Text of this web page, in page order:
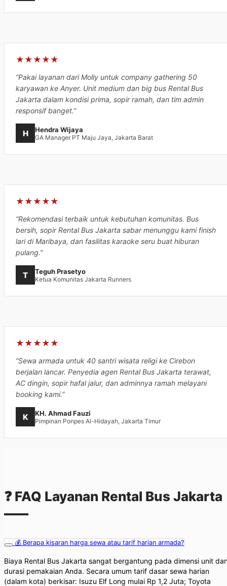
★★★★★
“Pakai layanan dari Molly untuk company gathering 50
karyawan ke Anyer. Unit medium dan big bus Rental Bus
Jakarta dalam kondisi prima, sopir ramah, dan tim admin
responsif banget.”
H Hendra Wijaya
GA Manager PT Maju Jaya, Jakarta Barat
★★★★★
“Rekomendasi terbaik untuk kebutuhan komunitas. Bus
bersih, sopir Rental Bus Jakarta sabar menunggu kami finish
lari di Maribaya, dan fasilitas karaoke seru buat hiburan
pulang.”
T Teguh Prasetyo
Ketua Komunitas Jakarta Runners
★★★★★
“Sewa armada untuk 40 santri wisata religi ke Cirebon
berjalan lancar. Penyedia agen Rental Bus Jakarta terawat,
AC dingin, sopir hafal jalur, dan adminnya ramah melayani
booking kami.”
K KH. Ahmad Fauzi
Pimpinan Ponpes Al-Hidayah, Jakarta Timur
❓ FAQ Layanan Rental Bus Jakarta
💰 Berapa kisaran harga sewa atau tarif harian armada?
Biaya Rental Bus Jakarta sangat bergantung pada dimensi unit
durasi pemakaian Anda. Secara umum tarif dasar sewa harian
(dalam kota) berkisar: Isuzu Elf Long mulai Rp 1,2 Juta; Toyota